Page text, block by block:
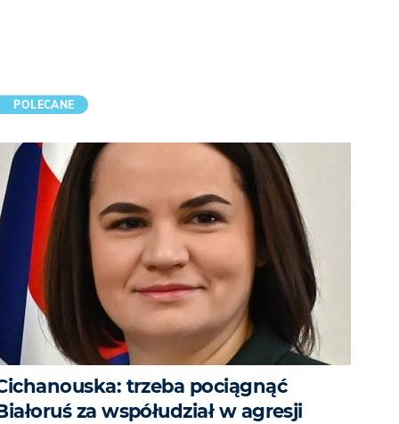
POLECANE
trzeba pociągnąć
za współudział w agresji